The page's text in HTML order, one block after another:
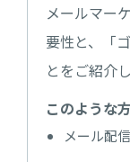
メールマー
要性と、「
とをご紹介し
このような
メール配